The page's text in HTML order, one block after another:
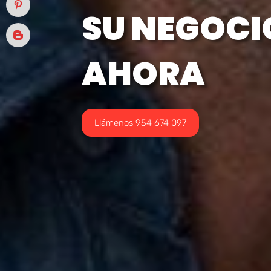
SU
AHORA
Llámenos 954 674 097